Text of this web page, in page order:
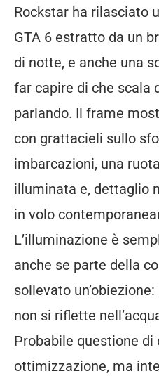
Rockstar ha rilasciato
GTA 6 estratto da un
di notte, e anche una
far capire di che scala
parlando. Il frame
con grattacieli sullo
imbarcazioni, una
illuminata e, dettaglio
in volo
L’illuminazione è
anche se parte della
sollevato
non si riflette
Probabile questione di
ottimizzazione, ma